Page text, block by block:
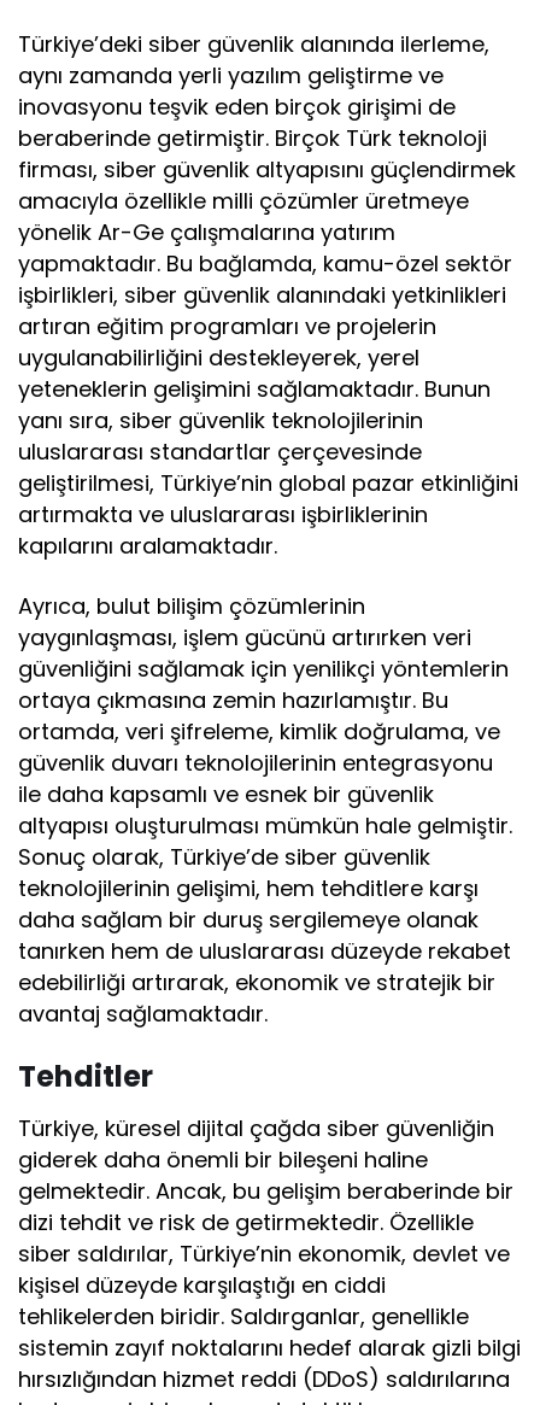
Türkiye’deki siber güvenlik alanında ilerleme,
aynı zamanda yerli yazılım geliştirme ve
inovasyonu teşvik eden birçok girişimi de
beraberinde getirmiştir. Birçok Türk teknoloji
firması, siber güvenlik altyapısını güçlendirmek
amacıyla özellikle milli çözümler üretmeye
yönelik Ar-Ge çalışmalarına yatırım
yapmaktadır. Bu bağlamda, kamu-özel sektör
işbirlikleri, siber güvenlik alanındaki yetkinlikleri
artıran eğitim programları ve projelerin
uygulanabilirliğini destekleyerek, yerel
yeteneklerin gelişimini sağlamaktadır. Bunun
yanı sıra, siber güvenlik teknolojilerinin
uluslararası standartlar çerçevesinde
geliştirilmesi, Türkiye’nin global pazar etkinliğini
artırmakta ve uluslararası işbirliklerinin
kapılarını aralamaktadır.
Ayrıca, bulut bilişim çözümlerinin
yaygınlaşması, işlem gücünü artırırken veri
güvenliğini sağlamak için yenilikçi yöntemlerin
ortaya çıkmasına zemin hazırlamıştır. Bu
ortamda, veri şifreleme, kimlik doğrulama, ve
güvenlik duvarı teknolojilerinin entegrasyonu
ile daha kapsamlı ve esnek bir güvenlik
altyapısı oluşturulması mümkün hale gelmiştir.
Sonuç olarak, Türkiye’de siber güvenlik
teknolojilerinin gelişimi, hem tehditlere karşı
daha sağlam bir duruş sergilemeye olanak
tanırken hem de uluslararası düzeyde rekabet
edebilirliği artırarak, ekonomik ve stratejik bir
avantaj sağlamaktadır.
Tehditler
Türkiye, küresel dijital çağda siber güvenliğin
giderek daha önemli bir bileşeni haline
gelmektedir. Ancak, bu gelişim beraberinde bir
dizi tehdit ve risk de getirmektedir. Özellikle
siber saldırılar, Türkiye’nin ekonomik, devlet ve
kişisel düzeyde karşılaştığı en ciddi
tehlikelerden biridir. Saldırganlar, genellikle
sistemin zayıf noktalarını hedef alarak gizli bilgi
hırsızlığından hizmet reddi (DDoS) saldırılarına